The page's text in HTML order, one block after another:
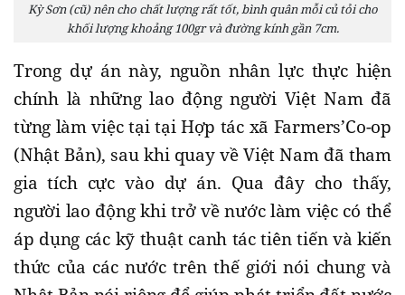
Kỳ Sơn (cũ) nên cho chất lượng rất tốt, bình quân mỗi củ tỏi cho
khối lượng khoảng 100gr và đường kính gần 7cm.
Trong dự án này, nguồn nhân lực thực hiện
chính là những lao động người Việt Nam đã
từng làm việc tại tại Hợp tác xã Farmers’Co-op
(Nhật Bản), sau khi quay về Việt Nam đã tham
gia tích cực vào dự án. Qua đây cho thấy,
người lao động khi trở về nước làm việc có thể
áp dụng các kỹ thuật canh tác tiên tiến và kiến
thức của các nước trên thế giới nói chung và